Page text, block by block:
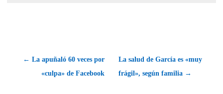
← La apuñaló 60 veces por
«culpa» de Facebook
La salud de García es «muy
frágil», según familia →